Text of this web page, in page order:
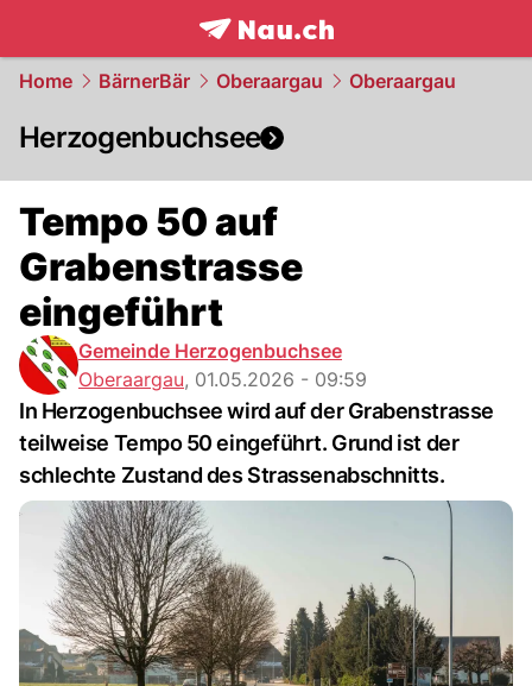
frontpage.NAU.ch
Home BärnerBär Oberaargau Oberaargau
Herzogenbuchsee
Tempo 50 auf
Grabenstrasse
eingeführt
Gemeinde Herzogenbuchsee
Oberaargau, 01.05.2026 - 09:59
In Herzogenbuchsee wird auf der Grabenstrasse
teilweise Tempo 50 eingeführt. Grund ist der
schlechte Zustand des Strassenabschnitts.